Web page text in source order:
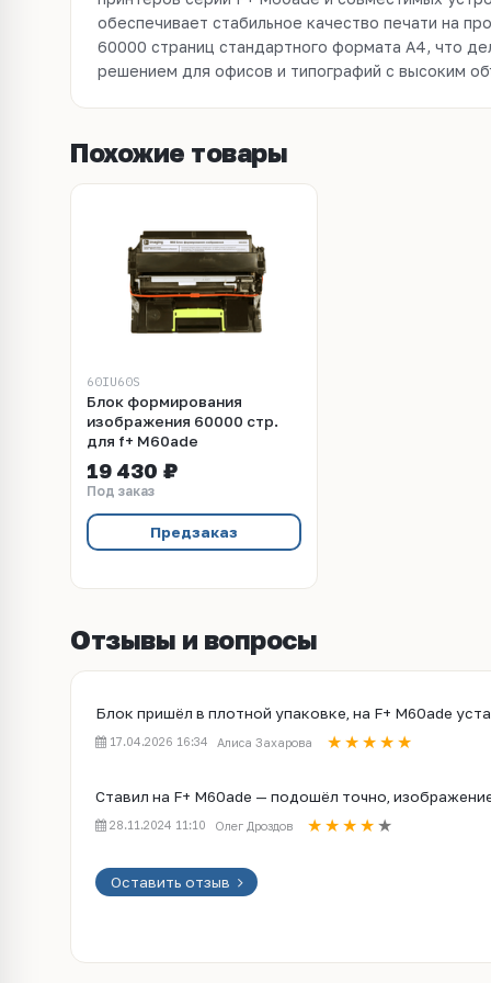
обеспечивает стабильное качество печати на
60000 страниц стандартного формата А4, что
решением для офисов и типографий с высоким
оригинальными расходниками гарантирует
Похожие товары
60IU60S
Блок формирования
изображения 60000 стр.
для f+ M60ade
19 430 ₽
Под заказ
Предзаказ
Отзывы и вопросы
Блок пришёл в плотной упаковке, на F+ M60ade
17.04.2026 16:34 Алиса Захарова
Ставил на F+ M60ade — подошёл точно,
28.11.2024 11:10 Олег Дроздов
Оставить отзыв